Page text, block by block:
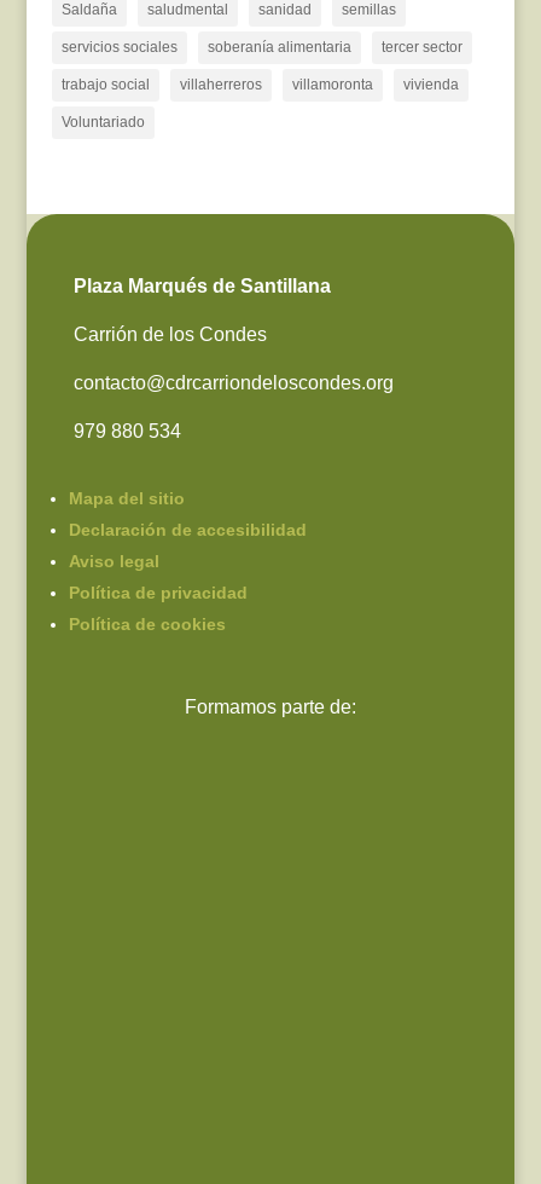
Saldaña saludmental sanidad semillas
servicios sociales soberanía alimentaria tercer sector
trabajo social villaherreros villamoronta vivienda
Voluntariado
Plaza Marqués de Santillana
Carrión de los Condes
contacto@cdrcarriondeloscondes.org
979 880 534
Mapa del sitio
Declaración de accesibilidad
Aviso legal
Política de privacidad
Política de cookies
Formamos parte de: